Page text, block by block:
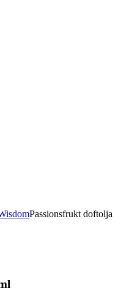
Passionsfrukt doftolja